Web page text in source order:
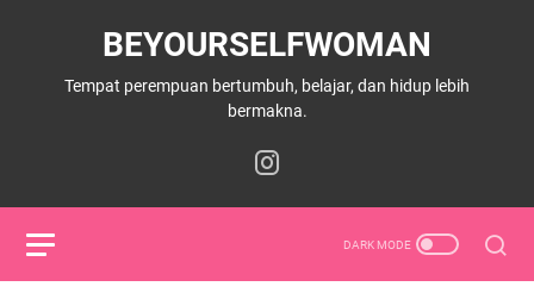
BEYOURSELFWOMAN
Tempat perempuan bertumbuh, belajar, dan hidup lebih
bermakna.